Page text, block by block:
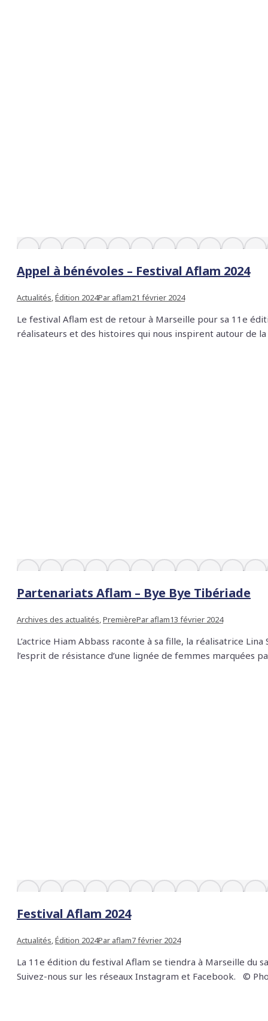
Appel à bénévoles – Festival Aflam 2024
Actualités,Édition 2024Par aflam21 février 2024
Le festival Aflam est de retour à Marseille pour sa 11e
réalisateurs et des histoires qui nous inspirent autour de
Partenariats Aflam – Bye Bye Tibériade
Archives des actualités,PremièrePar aflam13 février 2024
L’actrice Hiam Abbass raconte à sa fille, la réalisatrice
l’esprit de résistance d’une lignée de femmes marquées
Festival Aflam 2024
Actualités,Édition 2024Par aflam7 février 2024
La 11e édition du festival Aflam se tiendra à Marseille du
Suivez-nous sur les réseaux Instagram et Facebook. ©